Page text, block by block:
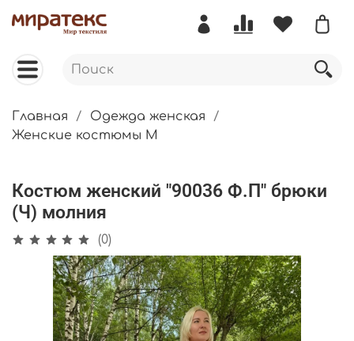
Главная
Одежда женская
Женские костюмы М
Костюм женский "90036 Ф.П" брюки
(Ч) молния
(0)